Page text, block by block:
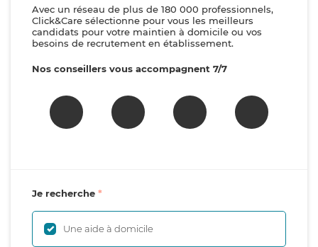
Avec un réseau de plus de 180 000 professionnels,
Click&Care sélectionne pour vous les meilleurs
candidats pour votre maintien à domicile ou vos
besoins de recrutement en établissement.
Nos conseillers vous accompagnent 7/7
Je recherche
Une aide à domicile